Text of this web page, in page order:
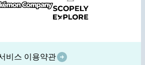
비스 이용약관